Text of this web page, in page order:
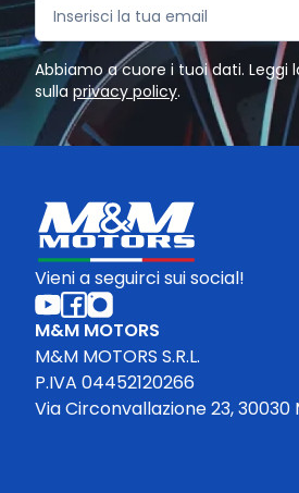
Abbiamo a cuore i tuoi dati. Leggi
sulla privacy policy.
Vieni a seguirci sui social!
M&M MOTORS
M&M MOTORS S.R.L.
P.IVA 04452120266
Via Circonvallazione 23,